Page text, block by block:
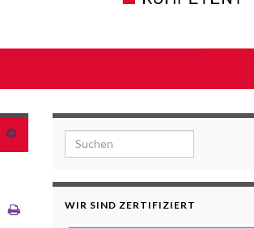
Search for:
WIR SIND ZERTIFIZIERT